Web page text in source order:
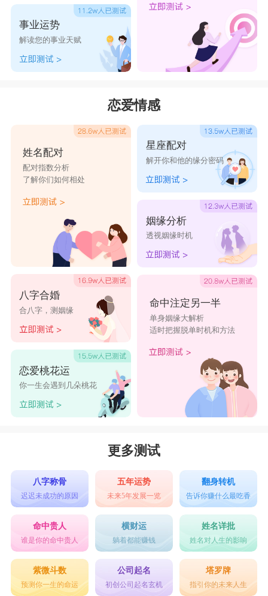
事业运势
解读您的事业天赋
恋爱情感
姓名配对
配对指数分析
了解你们如何相处
八字合婚
合八字，测姻缘
恋爱桃花运
你一生会遇到几朵桃花
星座配对
解开你和他的缘分密码
姻缘分析
透视姻缘时机
命中注定另一半
单身姻缘大解析
适时把握脱单时机和方法
更多测试
八字称骨
迟迟未成功的原因
五年运势
未来5年发展一览
翻身转机
告诉你赚什么最吃香
命中贵人
谁是你的命中贵人
横财运
躺着都能赚钱
姓名详批
姓名对人生的影响
紫微斗数
预测你一生的命运
公司起名
初创公司起名玄机
塔罗牌
指引你的未来人生